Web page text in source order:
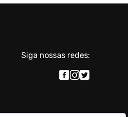
Siga nossas redes: